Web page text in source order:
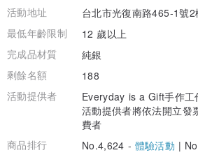
活動地址
台北市光復南路465-1號2
最低年齡限制
12 歲以上
完成品材質
純銀
剩餘名額
188
活動提供者
Everyday is a Gift手作工
活動提供者將依法開立發
費者
商品排行
No.4,624 - 體驗活動 |